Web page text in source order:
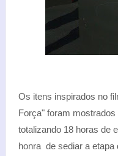
Os itens inspirados no
Força" foram
totalizando 18 horas de
honra de sediar a etapa